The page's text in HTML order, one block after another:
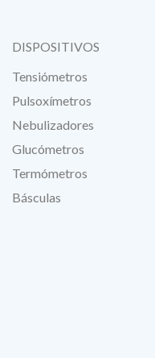
DISPOSITIVOS
Tensiómetros
Pulsoxímetros
Nebulizadores
Glucómetros
Termómetros
Básculas